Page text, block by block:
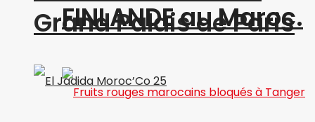
Grand Palais de Paris
FINLANDE au Maroc.